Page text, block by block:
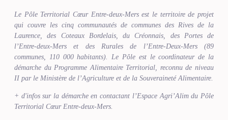
Le Pôle Territorial Cœur Entre-deux-Mers est le territoire de projet
qui couvre les cinq communautés de communes des Rives de la
Laurence, des Coteaux Bordelais, du Créonnais, des Portes de
l’Entre-deux-Mers et des Rurales de l’Entre-Deux-Mers (89
communes, 110 000 habitants). Le Pôle est le coordinateur de la
démarche du Programme Alimentaire Territorial, reconnu de niveau
II par le Ministère de l’Agriculture et de la Souveraineté Alimentaire.
+ d'infos sur la démarche en contactant l’Espace Agri’Alim du Pôle
Territorial Cœur Entre-deux-Mers.